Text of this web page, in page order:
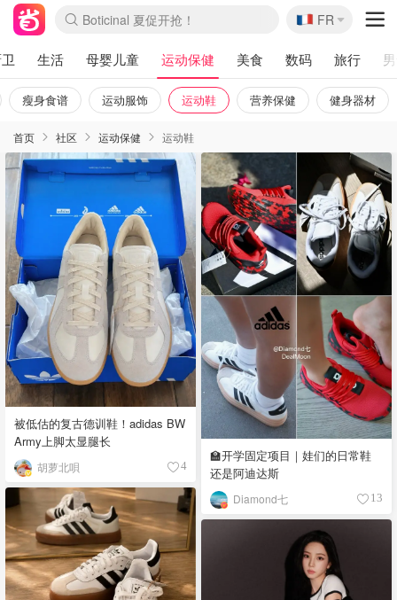
4折！lulu周四疯狂上新
🇫🇷
FR
生活 母婴儿童 运动保健 美食 数码 旅行
瘦身食谱 运动服饰 运动鞋 营养保健 健身器材
首页 社区 运动保健 运动鞋
被低估的复古德训鞋！adidas BW
Army上脚太显腿长
胡萝北唄 4
🏫开学固定项目｜娃们的日常鞋
还是阿迪达斯
Diamond七 13